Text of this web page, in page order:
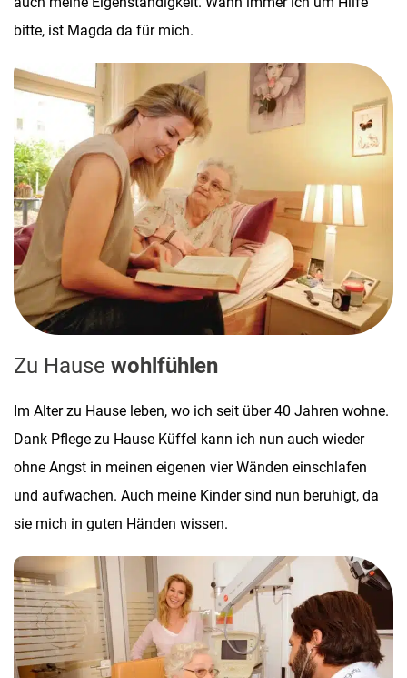
bitte, ist Magda da für mich.
Zu Hause wohlfühlen
Im Alter zu Hause leben, wo ich seit über 40 Jahren wohne.
Dank Pflege zu Hause Küffel kann ich nun auch wieder
ohne Angst in meinen eigenen vier Wänden einschlafen
und aufwachen. Auch meine Kinder sind nun beruhigt, da
sie mich in guten Händen wissen.